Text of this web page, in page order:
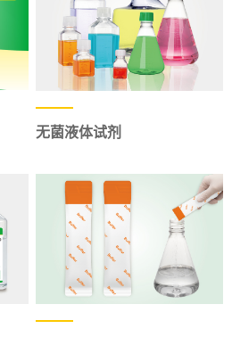
无菌液体试剂